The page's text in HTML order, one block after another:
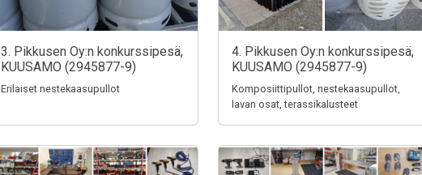
3. Pikkusen Oy:n konkurssipesä,
KUUSAMO (2945877-9)
Erilaiset nestekaasupullot
4. Pikkusen Oy:n konkurssipesä,
KUUSAMO (2945877-9)
Komposiittipullot, nestekaasupullot,
lavan osat, terassikalusteet